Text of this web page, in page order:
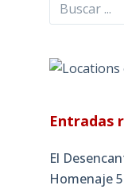
Entradas
El
Homenaje